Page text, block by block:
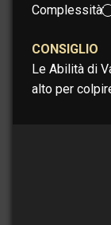
Complessità:
CONSIGLIO
Le Abilità di
alto per